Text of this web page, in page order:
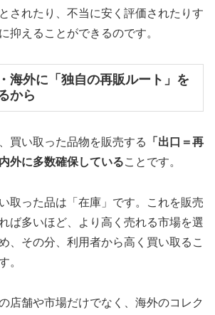
されたり、不当に安く評価されたりす
抑えることができるのです。
海外に「独自の再販ルート」を
から
買い取った品物を販売する
「出口＝再
外に多数確保していることです。
取った品は「在庫」です。これを販売
ば多いほど、より高く売れる市場を選
、その分、利用者から高く買い取るこ
。
店舗や市場だけでなく、海外のコレク